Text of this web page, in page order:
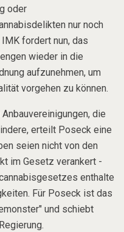
oder
nur noch
fordert nun, das
wieder in die
aufzunehmen, um
vorgehen zu können.
die
erteilt Poseck eine
seien nicht von den
im Gesetz verankert -
enthalte
Für Poseck ist das
und schiebt